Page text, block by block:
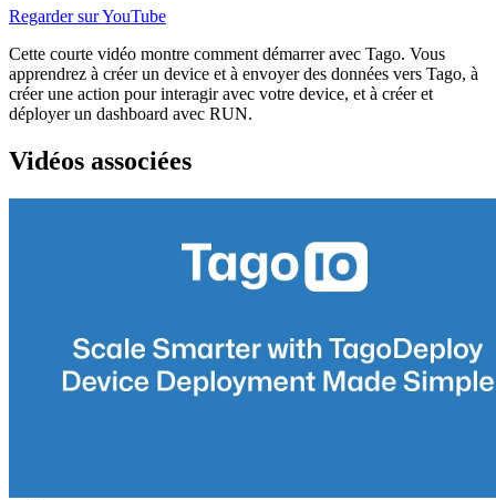
Regarder sur YouTube
Cette courte vidéo montre comment démarrer avec Tago. Vous
apprendrez à créer un device et à envoyer des données vers Tago, à
créer une action pour interagir avec votre device, et à créer et
déployer un dashboard avec RUN.
Vidéos associées